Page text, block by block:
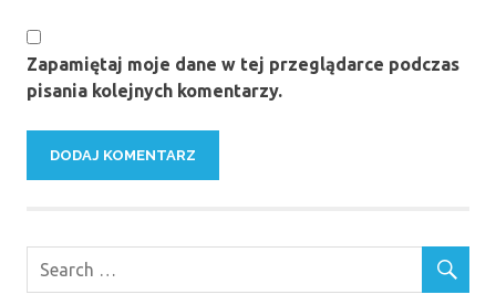
Zapamiętaj moje dane w tej przeglądarce podczas
pisania kolejnych komentarzy.